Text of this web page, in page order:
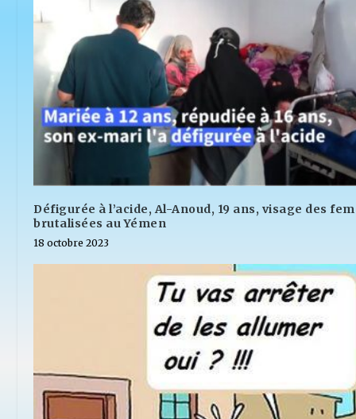
Défigurée à l’acide, Al-Anoud, 19 ans, visage des
brutalisées au Yémen
18 octobre 2023